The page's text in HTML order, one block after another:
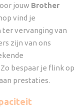
jouw Brother
vind je
ter vervanging van
zijn van ons
bespaar je flink op
prestaties.